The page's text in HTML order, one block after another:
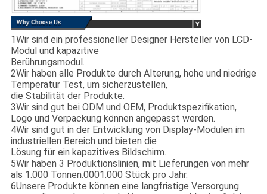
1Wir sind ein professioneller Designer Hersteller von LCD-
Modul und kapazitive
Berührungsmodul.
2Wir haben alle Produkte durch Alterung, hohe und niedrige
Temperatur Test, um sicherzustellen,
die Stabilität der Produkte.
3Wir sind gut bei ODM und OEM, Produktspezifikation,
Logo und Verpackung können angepasst werden.
4Wir sind gut in der Entwicklung von Display-Modulen im
industriellen Bereich und bieten die
Lösung für ein kapazitives Bildschirm.
5Wir haben 3 Produktionslinien, mit Lieferungen von mehr
als 1.000 Tonnen.0001.000 Stück pro Jahr.
6Unsere Produkte können eine langfristige Versorgung